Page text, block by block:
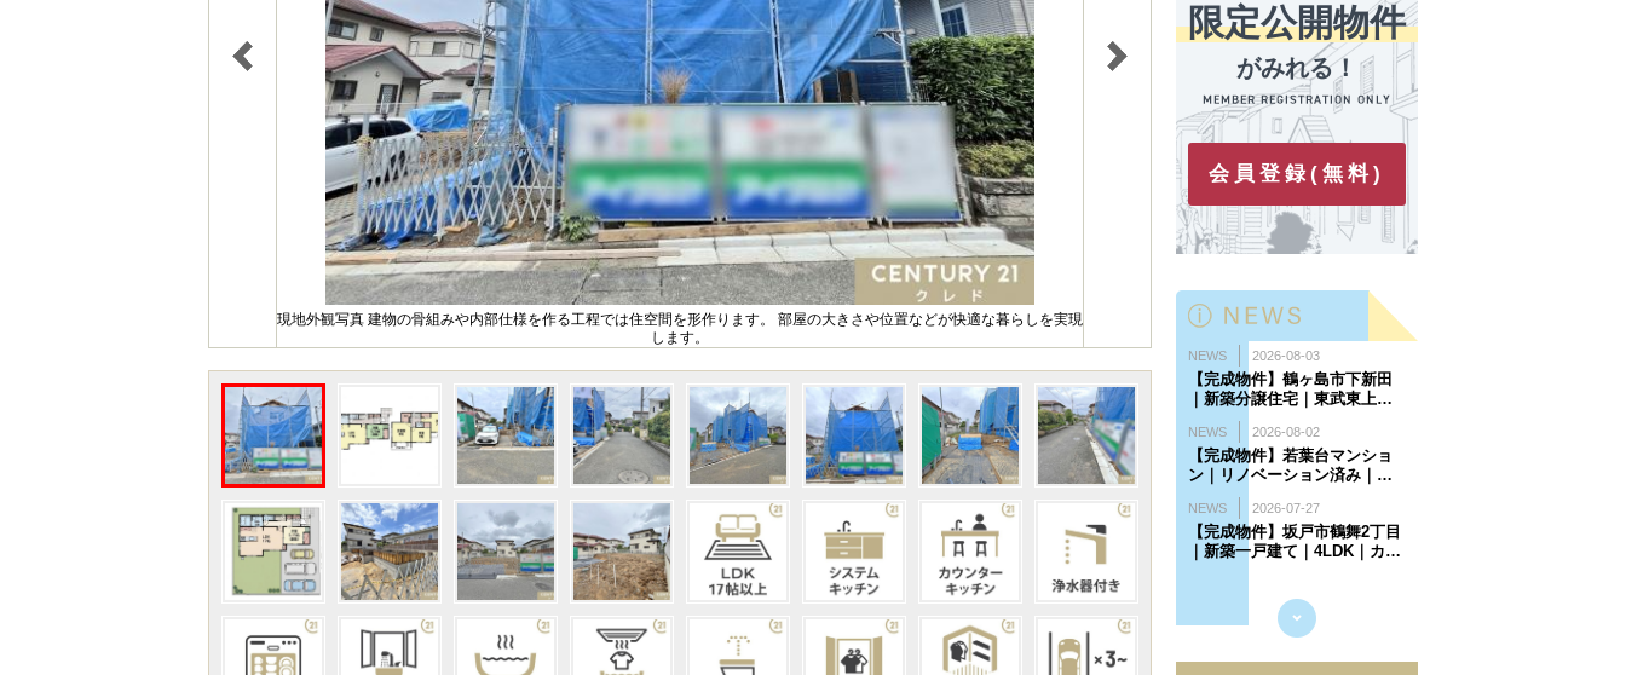
現地外観写真 建物の骨組みや内部仕様を作る工程では住空間を形作ります。 部屋の大きさや位置などが快適な暮らしを実現
します。
限定公開物件
がみれる！
会員登録(無料)